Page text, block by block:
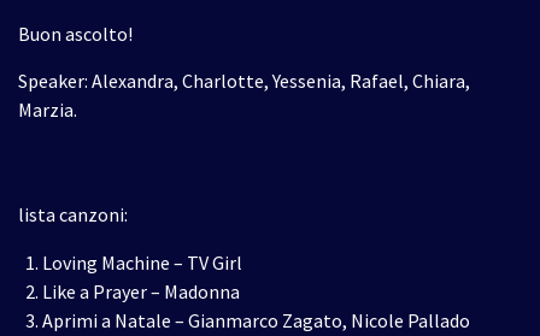
Buon ascolto!
Speaker: Alexandra, Charlotte, Yessenia, Rafael, Chiara,
Marzia.
lista canzoni:
Loving Machine – TV Girl
Like a Prayer – Madonna
Aprimi a Natale – Gianmarco Zagato, Nicole Pallado